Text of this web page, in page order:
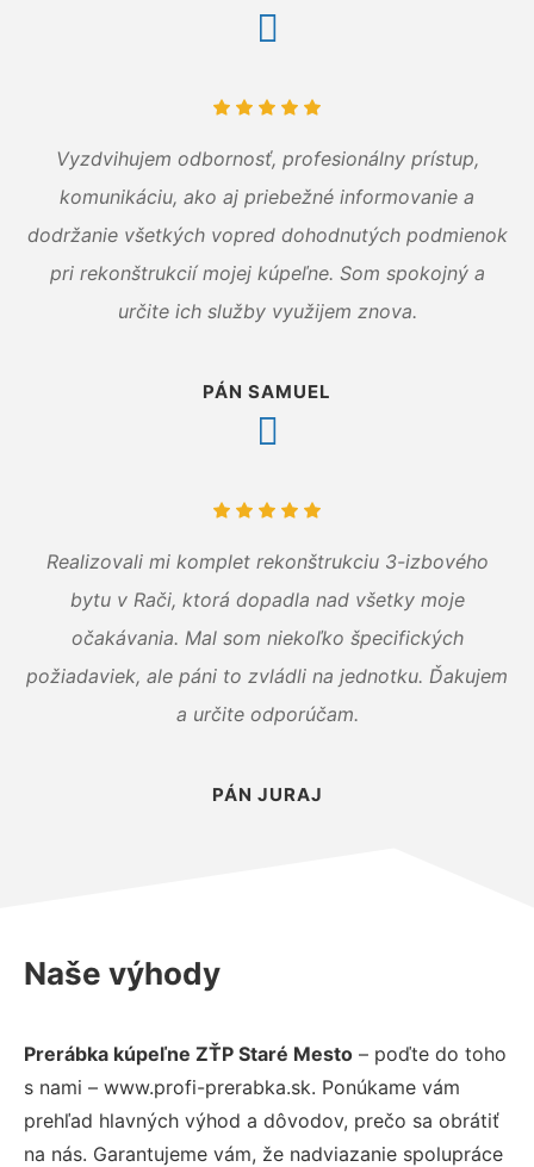
Vyzdvihujem odbornosť, profesionálny prístup,
komunikáciu, ako aj priebežné informovanie a
dodržanie všetkých vopred dohodnutých podmienok
pri rekonštrukcií mojej kúpeľne. Som spokojný a
určite ich služby využijem znova.
PÁN SAMUEL
Realizovali mi komplet rekonštrukciu 3-izbového
bytu v Rači, ktorá dopadla nad všetky moje
očakávania. Mal som niekoľko špecifických
požiadaviek, ale páni to zvládli na jednotku. Ďakujem
a určite odporúčam.
PÁN JURAJ
Naše výhody
Prerábka kúpeľne ZŤP Staré Mesto – poďte do toho
s nami – www.profi-prerabka.sk. Ponúkame vám
prehľad hlavných výhod a dôvodov, prečo sa obrátiť
na nás. Garantujeme vám, že nadviazanie spolupráce